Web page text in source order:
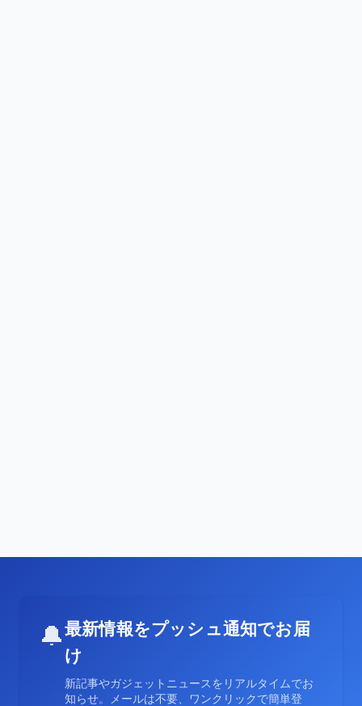
🔔最新情報をプッシュ通知でお届
け
新記事やガジェットニュースをリアルタイムでお
知らせ。メールは不要、ワンクリックで簡単登